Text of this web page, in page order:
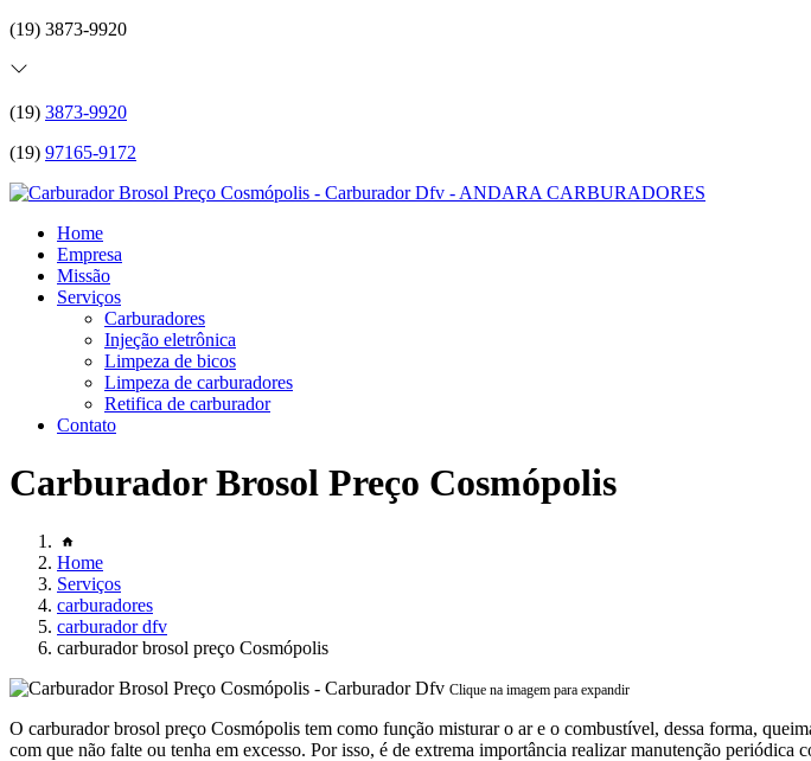
(19) 3873-9920
(19) 3873-9920
(19) 97165-9172
Home
Empresa
Missão
Serviços
Carburadores
Injeção eletrônica
Limpeza de bicos
Limpeza de carburadores
Retifica de carburador
Contato
Carburador Brosol Preço Cosmópolis
Home
Serviços
carburadores
carburador dfv
carburador brosol preço Cosmópolis
Clique na imagem para expandir
O carburador brosol preço Cosmópolis tem como função misturar o ar e o combustível, dessa forma,
com que não falte ou tenha em excesso. Por isso, é de extrema importância realizar manutenção periódica